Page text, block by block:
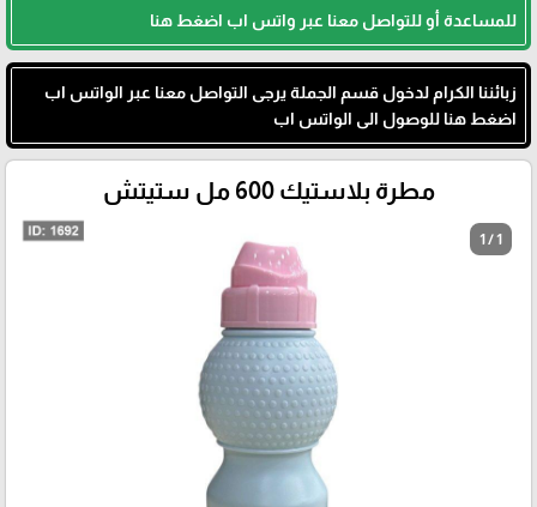
للمساعدة أو للتواصل معنا عبر واتس اب اضغط هنا
زبائننا الكرام لدخول قسم الجملة يرجى التواصل معنا عبر الواتس اب
اضغط هنا للوصول الى الواتس اب
مطرة بلاستيك 600 مل ستيتش
1 / 1